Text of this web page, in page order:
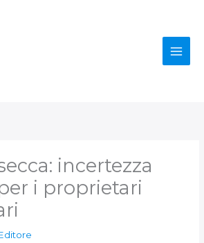
incertezza
i proprietari